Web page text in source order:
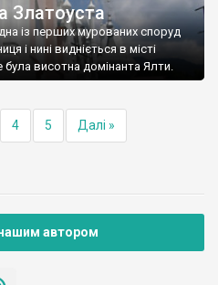
Златоуста
із перших мурованих споруд
і нині видніється в місті
висотна домінанта Ялти.
4 5 Далі »
автором